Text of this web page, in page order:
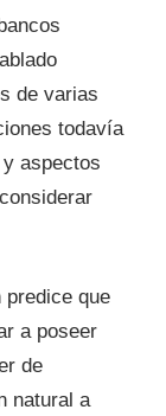
de varias
todavía
aspectos
predice que
a poseer
de
natural a